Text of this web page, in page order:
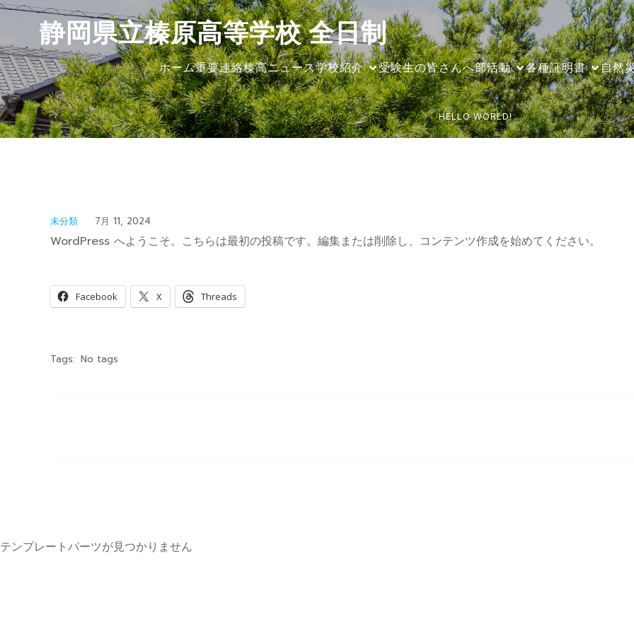
静岡県立榛原高等学校 全日制
ホーム重要連絡榛高ニュース学校紹介 受験生の皆さんへ部活動 各種証明書 自然
HELLO WORLD!
未分類 7月 11, 2024
WordPress へようこそ。こちらは最初の投稿です。編集または削除し、コンテンツ作成を始めてください。
Facebook X Threads
Tags: No tags
テンプレートパーツが見つかりません